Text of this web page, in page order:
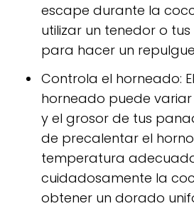
escape durante la
utilizar un tenedor o
para hacer un
Controla el horneado:
horneado puede
y el grosor de tus
de precalentar el
temperatura
cuidadosamente la
obtener un dorado